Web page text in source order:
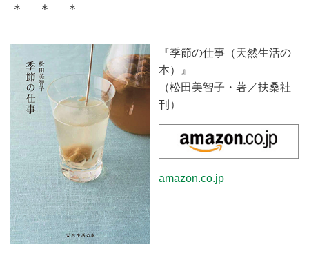
＊ ＊ ＊
『季節の仕事（天然生活の
本）』
（松田美智子・著／扶桑社
刊）
amazon.co.jp